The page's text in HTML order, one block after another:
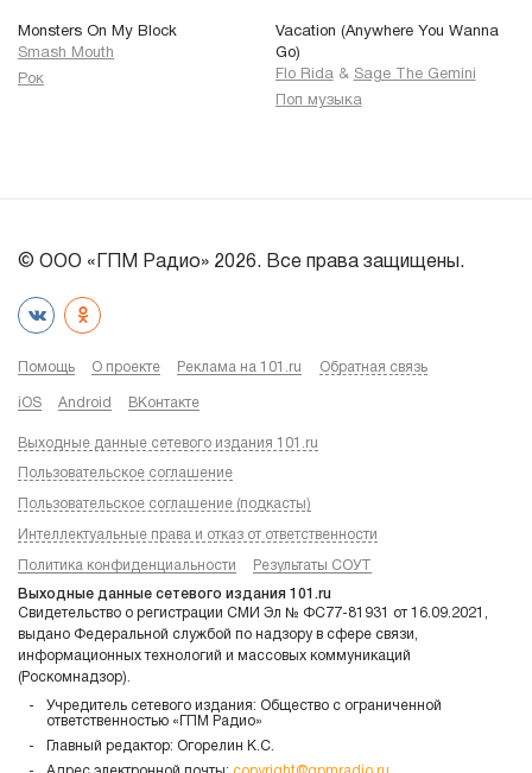
Monsters On My Block
Smash Mouth
Рок
Vacation (Anywhere You Wanna
Go)
Flo Rida & Sage The Gemini
Поп музыка
© ООО «ГПМ Радио» 2026. Все права защищены.
Помощь О проекте Реклама на 101.ru Обратная связь
iOS Android ВКонтакте
Выходные данные сетевого издания 101.ru
Пользовательское соглашение
Пользовательское соглашение (подкасты)
Интеллектуальные права и отказ от ответственности
Политика конфиденциальности Результаты СОУТ
Выходные данные сетевого издания 101.ru
Свидетельство о регистрации СМИ Эл № ФС77-81931 от 16.09.2021,
выдано Федеральной службой по надзору в сфере связи,
информационных технологий и массовых коммуникаций
(Роскомнадзор).
Учредитель сетевого издания: Общество с ограниченной
ответственностью «ГПМ Радио»
Главный редактор: Огорелин К.С.